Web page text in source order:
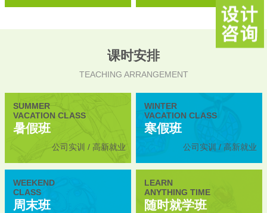
课时安排
TEACHING ARRANGEMENT
SUMMER
VACATION CLASS
暑假班
公司实训 / 高新就业
WINTER
VACATION CLASS
寒假班
公司实训 / 高新就业
WEEKEND
CLASS
周末班
LEARN
ANYTHING TIME
随时就学班